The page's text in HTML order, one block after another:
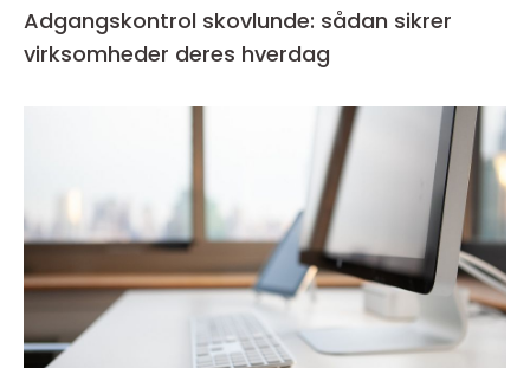
Adgangskontrol skovlunde: sådan sikrer
virksomheder deres hverdag